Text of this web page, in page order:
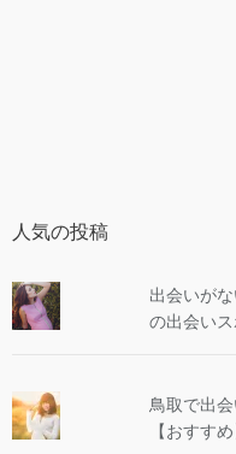
人気の投稿
出会いが
の出会いス
鳥取で出
【おすすめ